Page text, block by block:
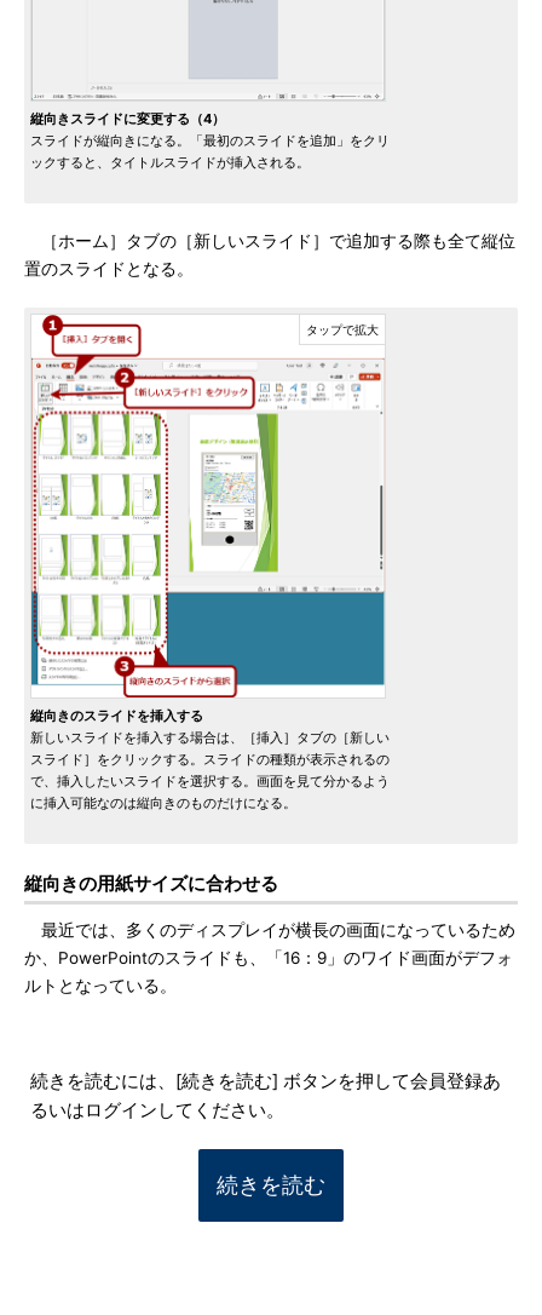
縦向きスライドに変更する（4）
スライドが縦向きになる。「最初のスライドを追加」をクリ
ックすると、タイトルスライドが挿入される。
［ホーム］タブの［新しいスライド］で追加する際も全て縦位
置のスライドとなる。
縦向きのスライドを挿入する
新しいスライドを挿入する場合は、［挿入］タブの［新しい
スライド］をクリックする。スライドの種類が表示されるの
で、挿入したいスライドを選択する。画面を見て分かるよう
に挿入可能なのは縦向きのものだけになる。
縦向きの用紙サイズに合わせる
最近では、多くのディスプレイが横長の画面になっているため
か、PowerPointのスライドも、「16：9」のワイド画面がデフォ
ルトとなっている。
続きを読むには、[続きを読む] ボタンを押して会員登録あ
るいはログインしてください。
続きを読む